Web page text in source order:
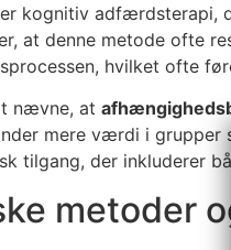
kognitiv adfærdsterapi,
at denne metode ofte
hvilket ofte
nævne, at
mere værdi i
tilgang, der inkluderer
metoder